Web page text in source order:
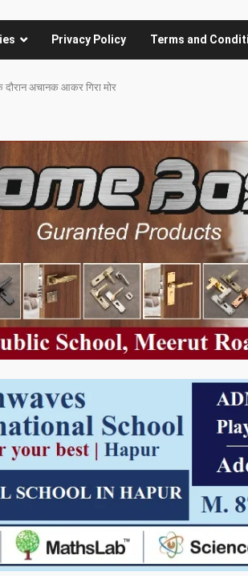
Privacy Policy Terms and
दौरान अचानक आकर गिरा मोर